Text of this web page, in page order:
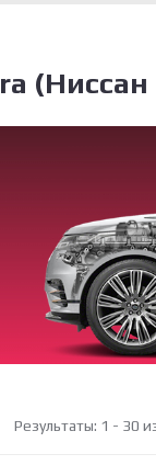
Результаты: 1 - 30